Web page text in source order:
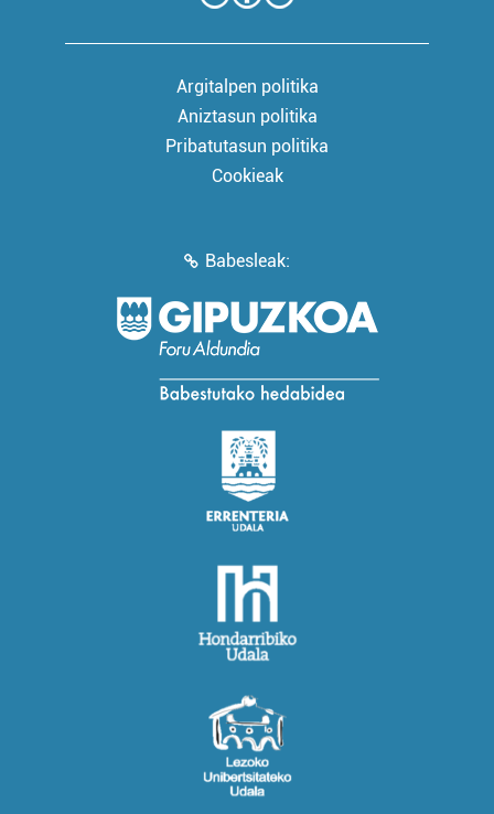
Argitalpen politika
Aniztasun politika
Pribatutasun politika
Cookieak
Babesleak: